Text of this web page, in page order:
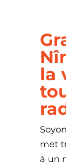
la
met
à un